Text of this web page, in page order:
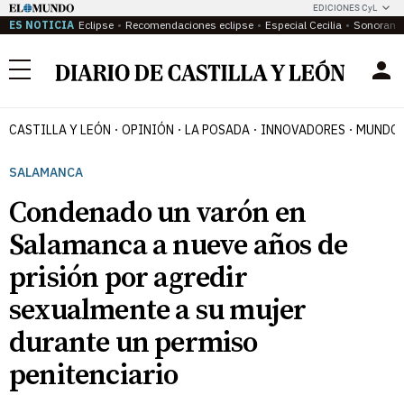
EDICIONES CyL
ES NOTICIA Eclipse Recomendaciones eclipse Especial Cecilia
Menú
CASTILLA Y LEÓN OPINIÓN LA POSADA INNOVADORES MUNDO
SALAMANCA
Condenado un varón en
Salamanca a nueve años de
prisión por agredir
sexualmente a su mujer
durante un permiso
penitenciario